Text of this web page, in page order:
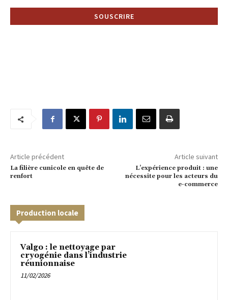
Article précédent
La filière cunicole en quête de
renfort
Article suivant
L’expérience produit : une
nécessite pour les acteurs du
e-commerce
Production locale
Valgo : le nettoyage par
cryogénie dans l’industrie
réunionnaise
11/02/2026